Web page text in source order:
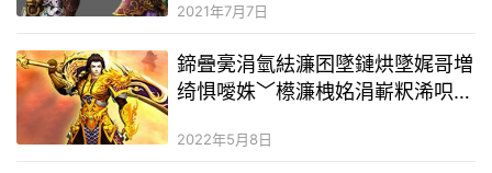
2021年7月7日
鍗曡亴涓氫紶濂囨墜鏈烘墜娓哥増
绮惧噯姝﹀櫒濂栧姳涓嶄粎浠呮槸
2022年5月8日